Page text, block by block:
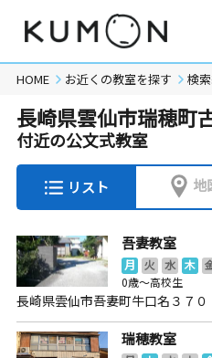
HOME お近くの教室を探す 検
長崎県雲仙市瑞穂町
付近の公文式教室
リスト 地
吾妻教室
月 火 水 木
0歳～高校生
長崎県雲仙市吾妻町牛口名３７０
瑞穂教室